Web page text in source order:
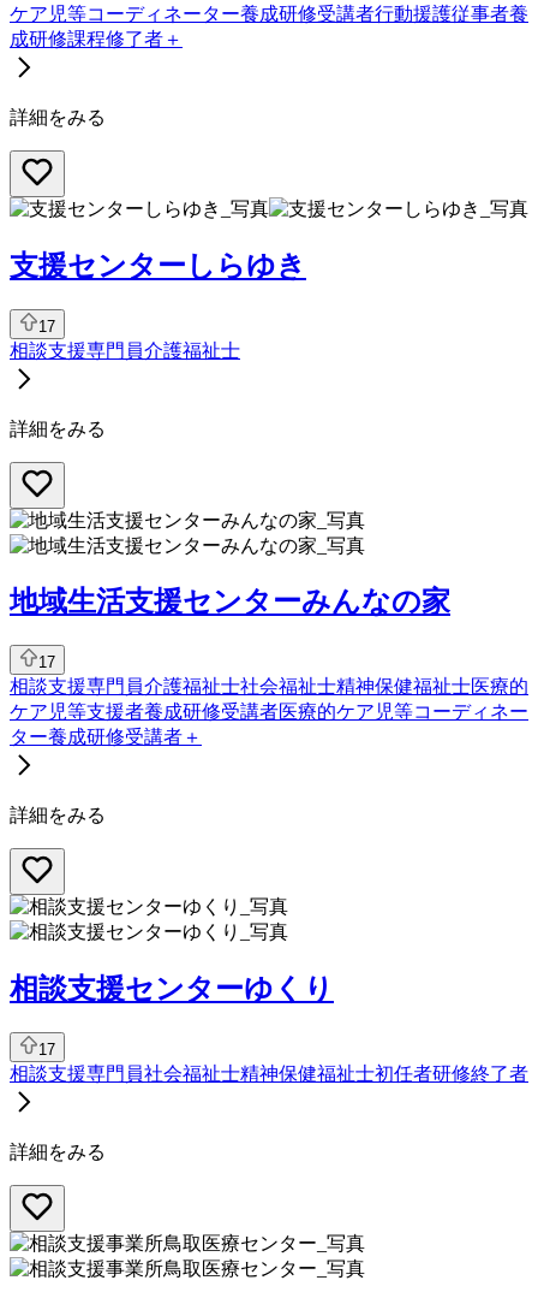
ケア児等コーディネーター養成研修受講者行動援護従事者養
成研修課程修了者＋
詳細をみる
支援センターしらゆき
17
相談支援専門員介護福祉士
詳細をみる
地域生活支援センターみんなの家
17
相談支援専門員介護福祉士社会福祉士精神保健福祉士医療的
ケア児等支援者養成研修受講者医療的ケア児等コーディネー
ター養成研修受講者＋
詳細をみる
相談支援センターゆくり
17
相談支援専門員社会福祉士精神保健福祉士初任者研修終了者
詳細をみる